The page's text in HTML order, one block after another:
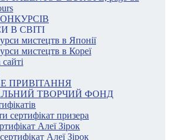
В СВІТІ
мистецтв в Японії
мистецтв в Кореї
ПРИВІТАННЯ
ТВОРЧИЙ ФОНД
сертифікат призера
Алеї Зірок
Алеї Зірок